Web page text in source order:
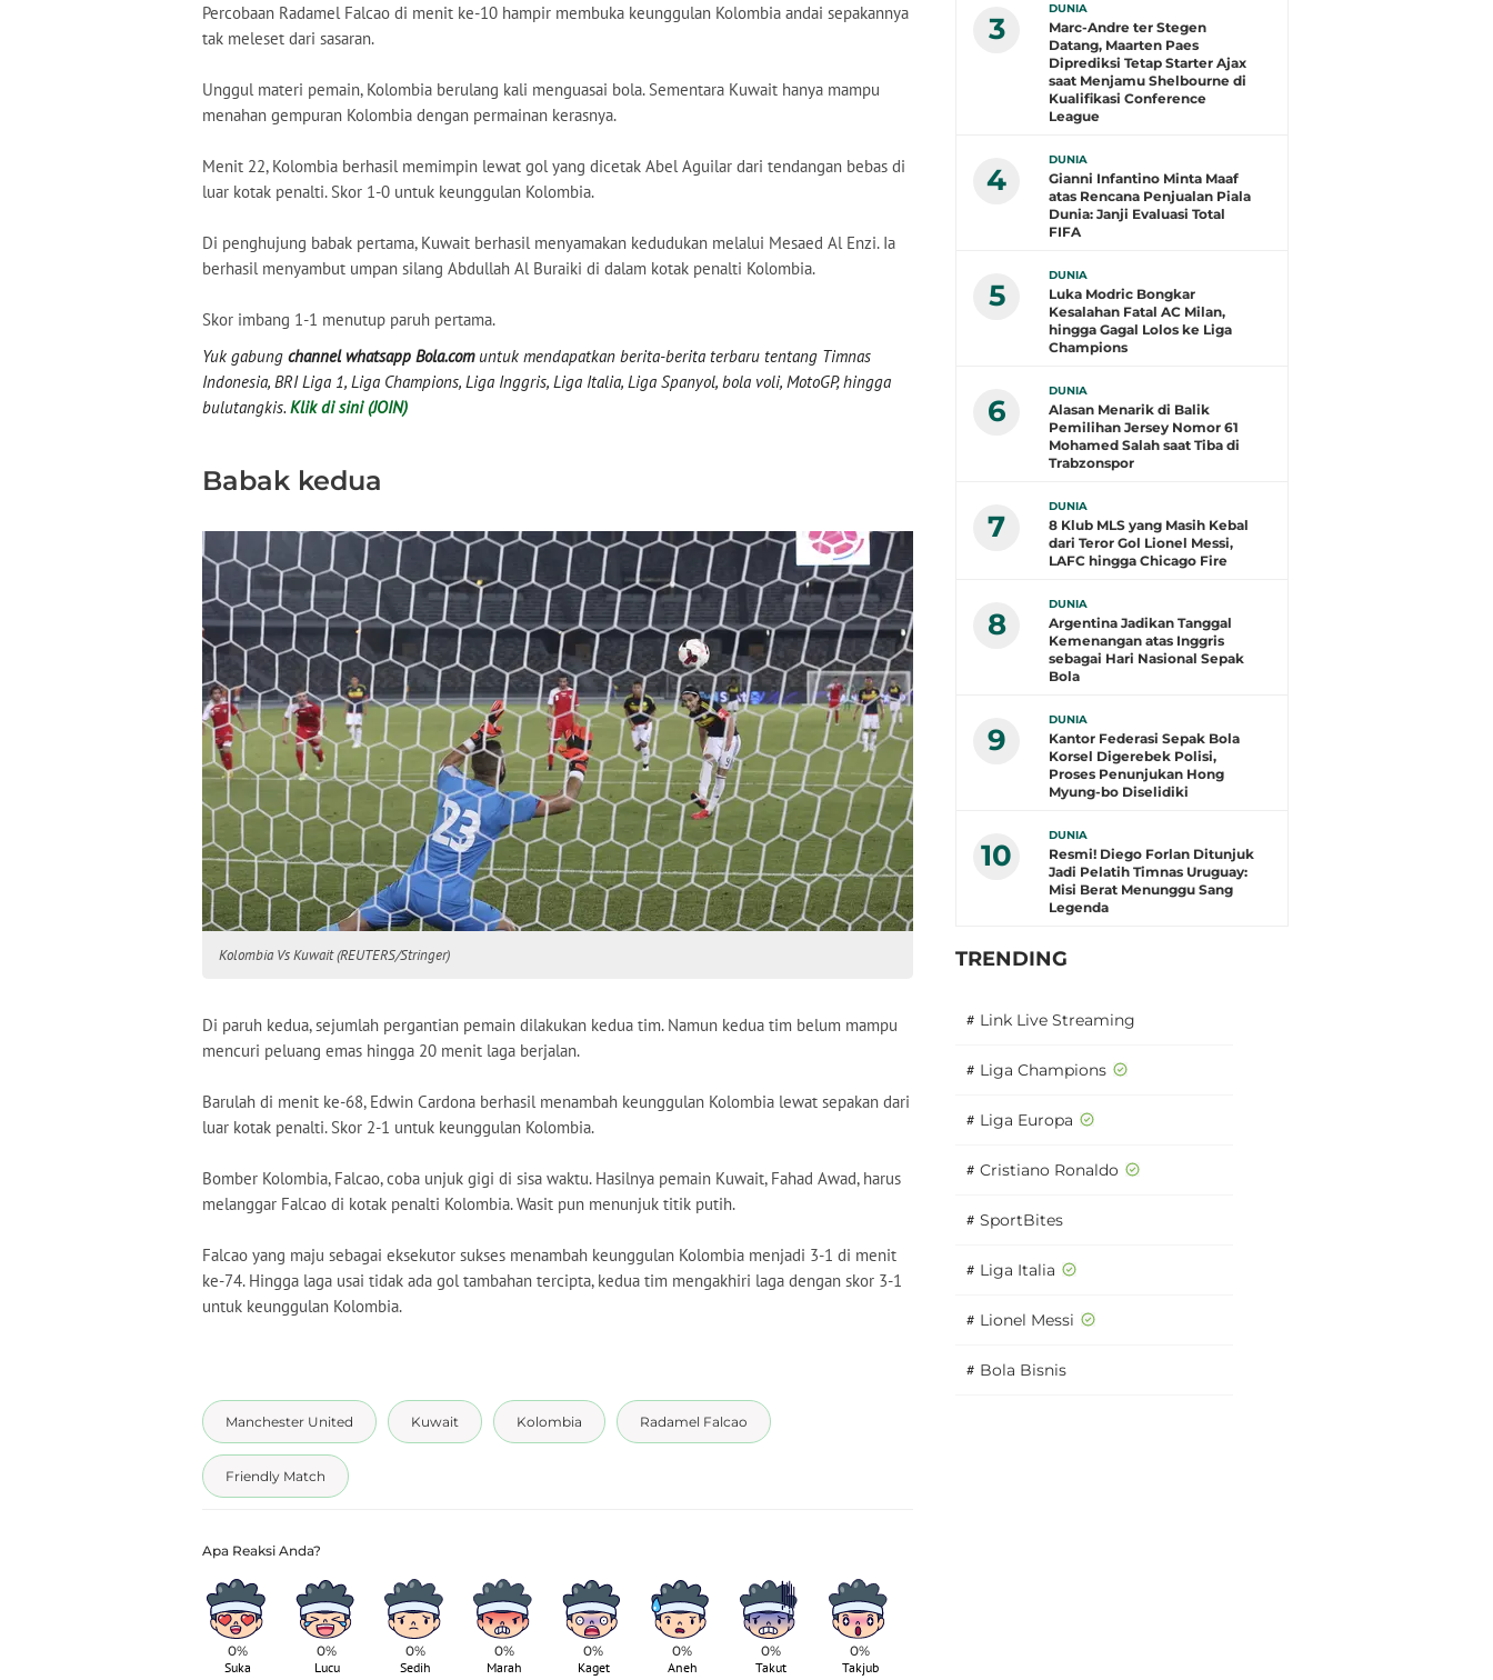
Percobaan Radamel Falcao di menit ke-10 hampir membuka keunggulan Kolombia andai sepakannya
tak meleset dari sasaran.
Unggul materi pemain, Kolombia berulang kali menguasai bola. Sementara Kuwait hanya mampu
menahan gempuran Kolombia dengan permainan kerasnya.
Menit 22, Kolombia berhasil memimpin lewat gol yang dicetak Abel Aguilar dari tendangan bebas di
luar kotak penalti. Skor 1-0 untuk keunggulan Kolombia.
Di penghujung babak pertama, Kuwait berhasil menyamakan kedudukan melalui Mesaed Al Enzi. Ia
berhasil menyambut umpan silang Abdullah Al Buraiki di dalam kotak penalti Kolombia.
Skor imbang 1-1 menutup paruh pertama.
Yuk gabung channel whatsapp Bola.comuntuk mendapatkan berita-berita terbaru tentang Timnas
Indonesia, BRI Liga 1, Liga Champions, Liga Inggris, Liga Italia, Liga Spanyol, bola voli, MotoGP, hingga
bulutangkis. Klik di sini (JOIN)
Babak kedua
Kolombia Vs Kuwait (REUTERS/Stringer)
Di paruh kedua, sejumlah pergantian pemain dilakukan kedua tim. Namun kedua tim belum mampu
mencuri peluang emas hingga 20 menit laga berjalan.
Barulah di menit ke-68, Edwin Cardona berhasil menambah keunggulan Kolombia lewat sepakan dari
luar kotak penalti. Skor 2-1 untuk keunggulan Kolombia.
Bomber Kolombia, Falcao, coba unjuk gigi di sisa waktu. Hasilnya pemain Kuwait, Fahad Awad, harus
melanggar Falcao di kotak penalti Kolombia. Wasit pun menunjuk titik putih.
Falcao yang maju sebagai eksekutor sukses menambah keunggulan Kolombia menjadi 3-1 di menit
ke-74. Hingga laga usai tidak ada gol tambahan tercipta, kedua tim mengakhiri laga dengan skor 3-1
untuk keunggulan Kolombia.
Manchester United Kuwait Kolombia Radamel Falcao
Friendly Match
0%
Suka
0%
Lucu
0%
Sedih
0%
Marah
0%
Kaget
0%
Aneh
0%
Takut
0%
Takjub
3
DUNIA
Marc-Andre ter Stegen
Datang, Maarten Paes
Diprediksi Tetap Starter Ajax
saat Menjamu Shelbourne di
Kualifikasi Conference
League
4
DUNIA
Gianni Infantino Minta Maaf
atas Rencana Penjualan Piala
Dunia: Janji Evaluasi Total
FIFA
5
DUNIA
Luka Modric Bongkar
Kesalahan Fatal AC Milan,
hingga Gagal Lolos ke Liga
Champions
6
DUNIA
Alasan Menarik di Balik
Pemilihan Jersey Nomor 61
Mohamed Salah saat Tiba di
Trabzonspor
7
DUNIA
8 Klub MLS yang Masih Kebal
dari Teror Gol Lionel Messi,
LAFC hingga Chicago Fire
8
DUNIA
Argentina Jadikan Tanggal
Kemenangan atas Inggris
sebagai Hari Nasional Sepak
Bola
9
DUNIA
Kantor Federasi Sepak Bola
Korsel Digerebek Polisi,
Proses Penunjukan Hong
Myung-bo Diselidiki
10
DUNIA
Resmi! Diego Forlan Ditunjuk
Jadi Pelatih Timnas Uruguay:
Misi Berat Menunggu Sang
Legenda
TRENDING
# Link Live Streaming
# Liga Champions
# Liga Europa
# Cristiano Ronaldo
# SportBites
# Liga Italia
# Lionel Messi
# Bola Bisnis